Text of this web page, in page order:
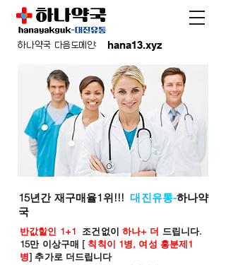
hana13.xyz
하나약국 다음도메인:
15년간 재구매율1위!!!대진유통-하나약
국
반값할인 1+1 조건없이 하나+ 더 드립니다.
15만 이상구매 [ 칙칙이 1병, 여성 흥분제1
병] 추가로 더드립니다